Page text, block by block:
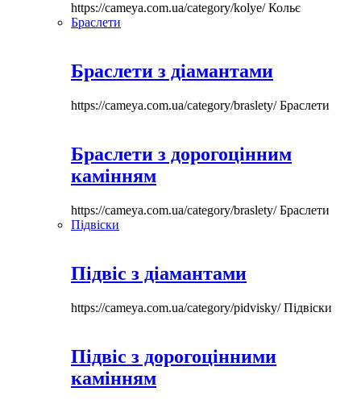
https://cameya.com.ua/category/kolye/Кольє
Браслети
Браслети з діамантами
https://cameya.com.ua/category/braslety/Браслети
Браслети з дорогоцінним
камінням
https://cameya.com.ua/category/braslety/Браслети
Підвіски
Підвіс з діамантами
https://cameya.com.ua/category/pidvisky/Підвіски
Підвіс з дорогоцінними
камінням